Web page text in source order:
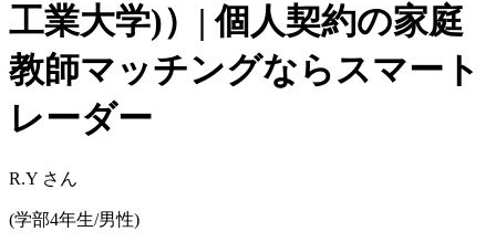
工業大学)）| 個人契約の家庭
教師マッチングならスマート
レーダー
R.Y さん
(学部4年生/男性)